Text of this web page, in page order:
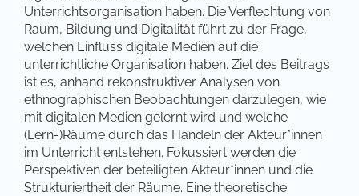
Unterrichtsorganisation haben. Die Verflechtung von
Raum, Bildung und Digitalität führt zu der Frage,
welchen Einfluss digitale Medien auf die
unterrichtliche Organisation haben. Ziel des Beitrags
ist es, anhand rekonstruktiver Analysen von
ethnographischen Beobachtungen darzulegen, wie
mit digitalen Medien gelernt wird und welche
(Lern-)Räume durch das Handeln der Akteur*innen
im Unterricht entstehen. Fokussiert werden die
Perspektiven der beteiligten Akteur*innen und die
Strukturiertheit der Räume. Eine theoretische